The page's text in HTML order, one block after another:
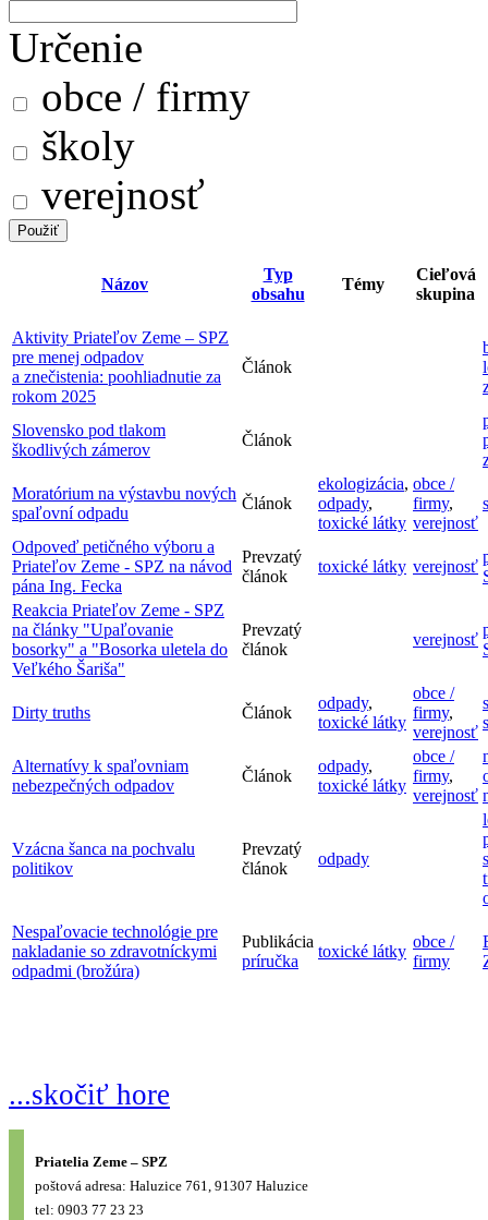
Určenie
obce / firmy
školy
verejnosť
Názov
Typ
obsahu
Témy
Cieľová
skupina
Aktivity Priateľov Zeme – SPZ
pre menej odpadov
a znečistenia: poohliadnutie za
rokom 2025
Článok
Slovensko pod tlakom
škodlivých zámerov
Článok
Moratórium na výstavbu nových
spaľovní odpadu
Článok
ekologizácia,
odpady,
toxické látky
obce /
firmy,
verejnosť
Odpoveď petičného výboru a
Priateľov Zeme - SPZ na návod
pána Ing. Fecka
Prevzatý
článok
toxické látky verejnosť
Reakcia Priateľov Zeme - SPZ
na články "Upaľovanie
bosorky" a "Bosorka uletela do
Veľkého Šariša"
Prevzatý
článok
verejnosť
Dirty truths Článok
odpady,
toxické látky
obce /
firmy,
verejnosť
Alternatívy k spaľovniam
nebezpečných odpadov
Článok
odpady,
toxické látky
obce /
firmy,
verejnosť
Vzácna šanca na pochvalu
politikov
Prevzatý
článok
odpady
Nespaľovacie technológie pre
nakladanie so zdravotníckymi
odpadmi (brožúra)
Publikácia
príručka
toxické látky
obce /
firmy
...skočiť hore
Priatelia Zeme – SPZ
poštová adresa: Haluzice 761, 91307 Haluzice
tel: 0903 77 23 23